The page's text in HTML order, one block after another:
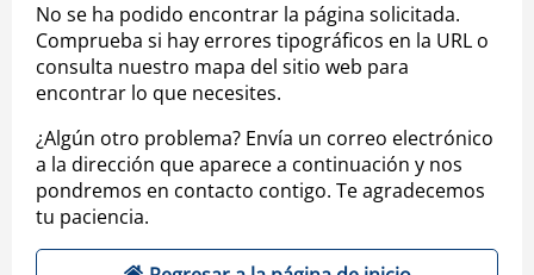
No se ha podido encontrar la página solicitada.
Comprueba si hay errores tipográficos en la URL o
consulta nuestro mapa del sitio web para
encontrar lo que necesites.
¿Algún otro problema? Envía un correo electrónico
a la dirección que aparece a continuación y nos
pondremos en contacto contigo. Te agradecemos
tu paciencia.